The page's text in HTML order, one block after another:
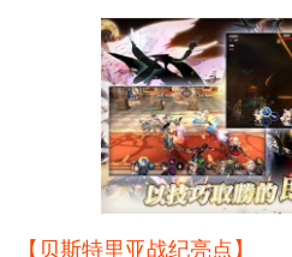
【贝斯特里亚战纪亮点】